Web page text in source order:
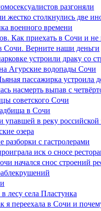
разгоняли
жестко столкнулись две
военного времени
Как приехать в Сочи и не
Сочи. Верните наши деньги
устроили драку со
Агурские водопады Сочи
пассажирка устроила
насмерть выпав с
советского Сочи
в Сочи
упавшей в реку российской
озера
с гастролерами
иск о сносе
начался снос строений
лесу села Пластунка
я переехала в Сочи и